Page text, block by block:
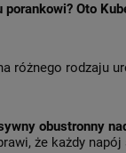
Oto
różnego rodzaju
obustronny
że każdy